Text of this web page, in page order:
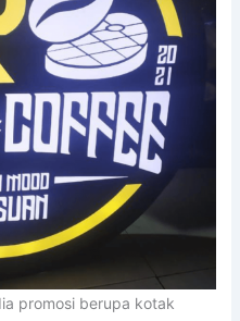
promosi berupa kotak